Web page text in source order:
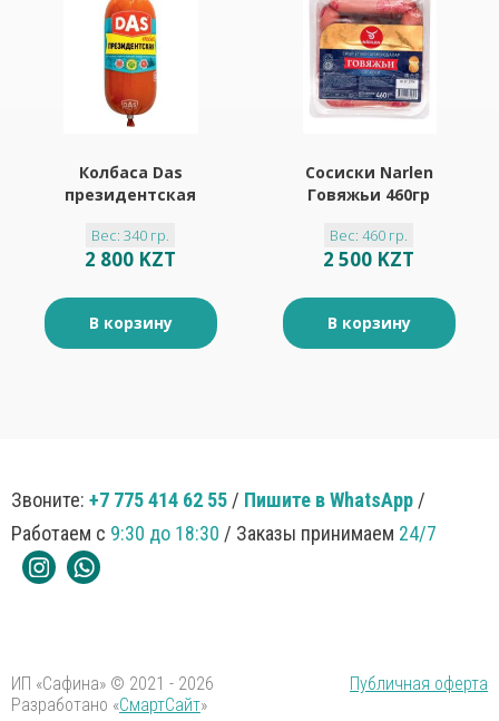
Колбаса Das
президентская
Вес: 340 гр.
2 800 KZT
В корзину
Сосиски Narlen
Говяжьи 460гр
Вес: 460 гр.
2 500 KZT
В корзину
Звоните: +7 775 414 62 55 / Пишите в WhatsApp /
Работаем с 9:30 до 18:30 / Заказы принимаем 24/7
ИП «Сафина» © 2021 - 2026
Публичная оферта
Разработано «СмартСайт»